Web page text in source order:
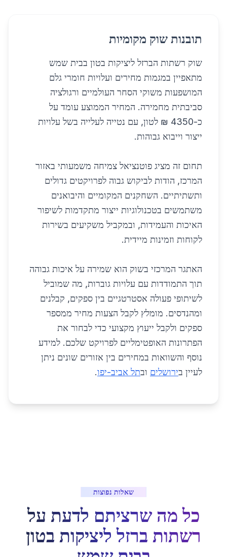
תובנות שוק מקומיות
שוק רשתות הברזל ליציקות בטון בבית שמש
מתאפיין במגמות מחירים ועלויות חומרי גלם
המושפעות משוקי הסחר העולמיים ורגולציה
סביבתית מחמירה. המחיר הממוצע עומד על
כ-4350 ₪ לטון, עם נטייה לעלייה בשל עלויות
ייצור וייבוא גבוהות.
תחום זה מציג פוטנציאל צמיחה משמעותי באזור
המרכז, הודות לביקוש גבוה לפרויקטים גדולים
ותשתיתיים. השחקנים המקומיים והיבואנים
משתמשים בטכנולוגיות ייצור מתקדמות לשיפור
האיכות והעמידות, ובמקביל משקיעים בשירות
לקוחות וזמינות מיידית.
האתגר המרכזי בשוק הוא שמירה על איכות גבוהה
תוך התמודדות עם עלויות גוברות, מה שמוביל
לשיתופי פעולה אסטרטגיים בין ספקים, קבלנים
ומהנדסים. מומלץ לקבל הצעות מחיר ממספר
ספקים ולקבל ייעוץ מקצועי כדי לבחור את
הפתרונות האופטימליים לפרויקט שלכם. למידע
נוסף והשוואות במחירים בין אזורים שונים ניתן
לעיין בירושלים ובתל אביב-יפו.
שאלות נפוצות
כל מה שרציתם לדעת על
רשתות ברזל ליציקות בטון